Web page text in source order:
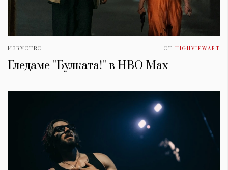
ИЗКУСТВО ОТ HIGHVIEWART
Гледаме ''Булката!'' в HBO Max